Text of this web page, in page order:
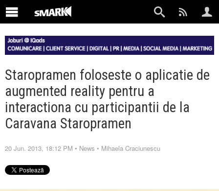
Staropramen foloseste o aplicatie de
augmented reality pentru a
interactiona cu participantii de la
Caravana Staropramen
20 Jun. 2013, 18:12 PM • News • Mihaela Craciunescu